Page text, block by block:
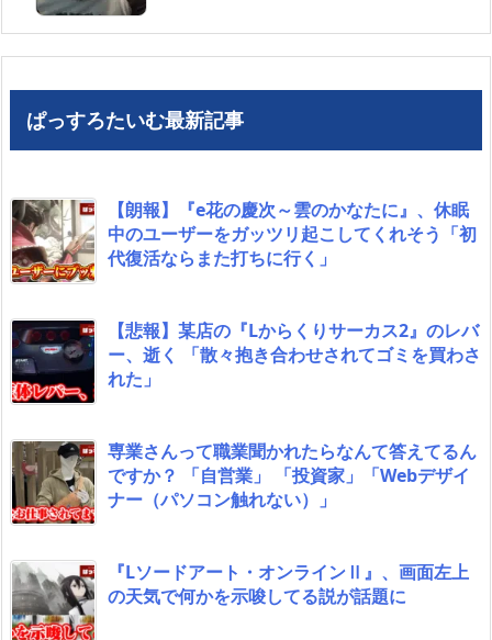
ぱっすろたいむ最新記事
【朗報】『e花の慶次～雲のかなたに』、休眠
中のユーザーをガッツリ起こしてくれそう「初
代復活ならまた打ちに行く」
【悲報】某店の『Lからくりサーカス2』のレバ
ー、逝く 「散々抱き合わせされてゴミを買わさ
れた」
専業さんって職業聞かれたらなんて答えてるん
ですか？ 「自営業」 「投資家」「Webデザイ
ナー（パソコン触れない）」
『Lソードアート・オンラインⅡ』、画面左上
の天気で何かを示唆してる説が話題に